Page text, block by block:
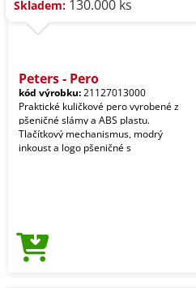
Skladem: 130.000 ks
Peters - Pero
kód výrobku:21127013000
Praktické kuličkové pero vyrobené z
pšeničné slámy a ABS plastu.
Tlačítkový mechanismus, modrý
inkoust a logo pšeničné s